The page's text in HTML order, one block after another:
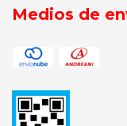
Medios de